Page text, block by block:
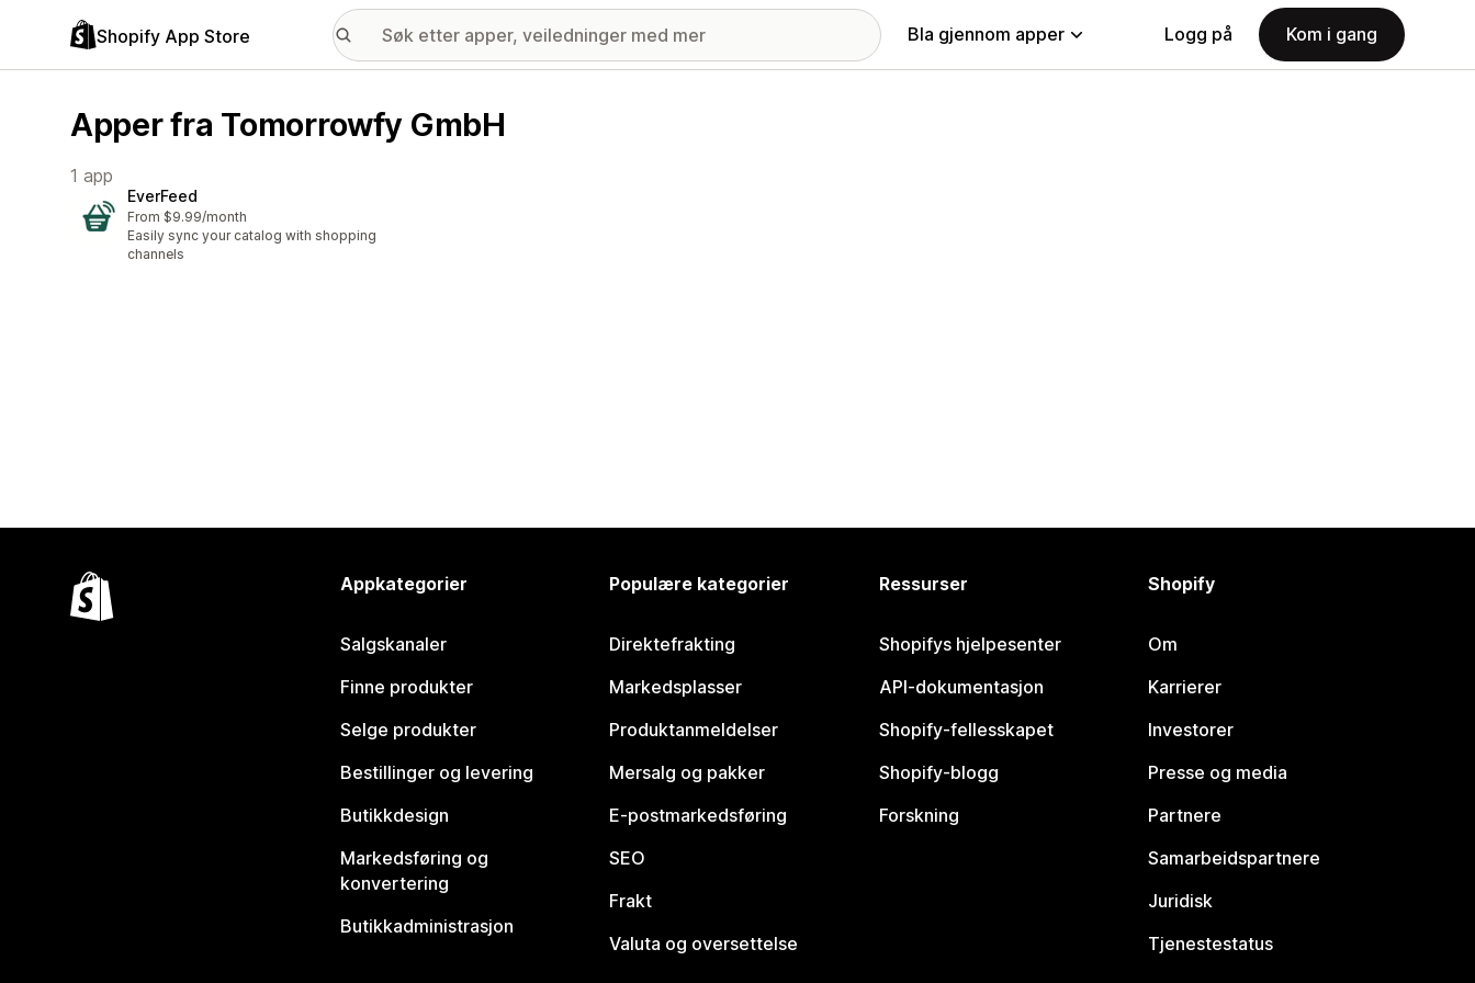
Shopify App Store Bla gjennom apper Logg på Kom i gang
Apper fra Tomorrowfy GmbH
1 app
EverFeed
From $9.99/month
Easily sync your catalog with shopping
channels
Appkategorier
Salgskanaler
Finne produkter
Selge produkter
Bestillinger og levering
Butikkdesign
Markedsføring og
konvertering
Butikkadministrasjon
Populære kategorier
Direktefrakting
Markedsplasser
Produktanmeldelser
Mersalg og pakker
E-postmarkedsføring
SEO
Frakt
Valuta og oversettelse
Ressurser
Shopifys hjelpesenter
API-dokumentasjon
Shopify-fellesskapet
Shopify-blogg
Forskning
Shopify
Om
Karrierer
Investorer
Presse og media
Partnere
Samarbeidspartnere
Juridisk
Tjenestestatus